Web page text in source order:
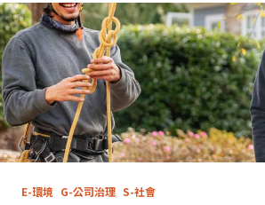
E-環境 G-公司治理 S-社會